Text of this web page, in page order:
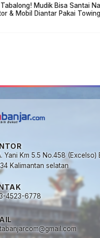
Mudik Bisa Santai
& Mobil Diantar Pakai Towing
Yani Km 5.5 No.458 (Excelso)
Kalimantan selatan
4523-6778